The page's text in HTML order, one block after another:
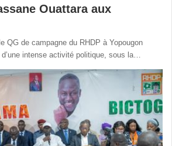
Ouattara aux
QG de campagne du RHDP à Yopougon
intense activité politique, sous la…